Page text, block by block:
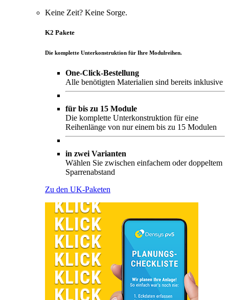
Keine Zeit? Keine Sorge.
K2 Pakete
Die komplette Unterkonstruktion für Ihre Modulreihen.
One-Click-Bestellung
Alle benötigten Materialien sind bereits inklusive
für bis zu 15 Module
Die komplette Unterkonstruktion für eine
Reihenlänge von nur einem bis zu 15 Modulen
in zwei Varianten
Wählen Sie zwischen einfachem oder doppeltem
Sparrenabstand
Zu den UK-Paketen